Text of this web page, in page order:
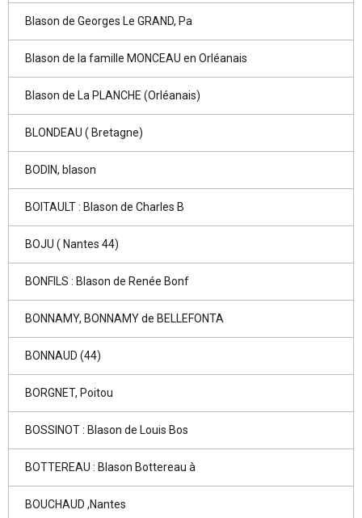
Blason de Georges Le GRAND, Pa
Blason de la famille MONCEAU en Orléanais
Blason de La PLANCHE (Orléanais)
BLONDEAU ( Bretagne)
BODIN, blason
BOITAULT : Blason de Charles B
BOJU ( Nantes 44)
BONFILS : Blason de Renée Bonf
BONNAMY, BONNAMY de BELLEFONTA
BONNAUD (44)
BORGNET, Poitou
BOSSINOT : Blason de Louis Bos
BOTTEREAU : Blason Bottereau à
BOUCHAUD ,Nantes